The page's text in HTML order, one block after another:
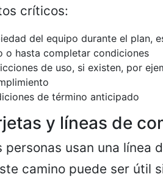
críticos:
del equipo durante el plan,
o hasta completar condiciones
de uso, si existen, por
de término anticipado
y líneas de
personas usan una línea
camino puede ser útil